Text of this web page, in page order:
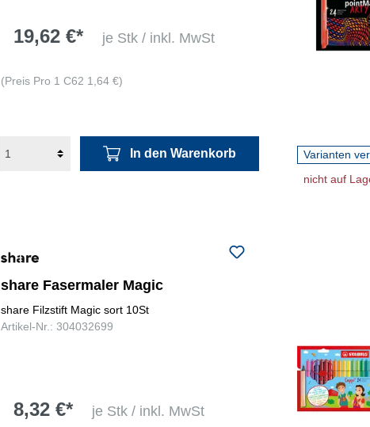
pink,schwarz,
ultramarinblau,
19,62 €* je Stk / inkl. MwSt
(Preis Pro 1 C62 1,64 €)
In den Warenkorb
Varianten
nicht auf
share Fasermaler Magic
share Filzstift Magic sort 10St
Artikel-Nr.: 304032699
8,32 €* je Stk / inkl. MwSt